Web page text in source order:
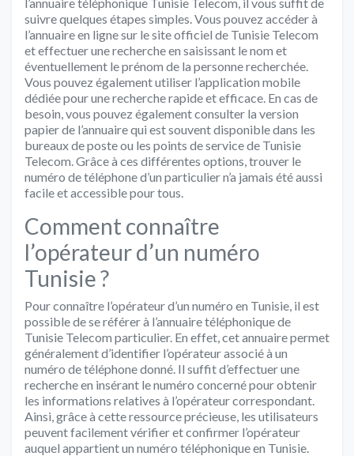
suivre quelques étapes simples. Vous pouvez accéder à
l’annuaire en ligne sur le site officiel de Tunisie Telecom
et effectuer une recherche en saisissant le nom et
éventuellement le prénom de la personne recherchée.
Vous pouvez également utiliser l’application mobile
dédiée pour une recherche rapide et efficace. En cas de
besoin, vous pouvez également consulter la version
papier de l’annuaire qui est souvent disponible dans les
bureaux de poste ou les points de service de Tunisie
Telecom. Grâce à ces différentes options, trouver le
numéro de téléphone d’un particulier n’a jamais été aussi
facile et accessible pour tous.
Comment connaître
l’opérateur d’un numéro
Tunisie ?
Pour connaître l’opérateur d’un numéro en Tunisie, il est
possible de se référer à l’annuaire téléphonique de
Tunisie Telecom particulier. En effet, cet annuaire permet
généralement d’identifier l’opérateur associé à un
numéro de téléphone donné. Il suffit d’effectuer une
recherche en insérant le numéro concerné pour obtenir
les informations relatives à l’opérateur correspondant.
Ainsi, grâce à cette ressource précieuse, les utilisateurs
peuvent facilement vérifier et confirmer l’opérateur
auquel appartient un numéro téléphonique en Tunisie.